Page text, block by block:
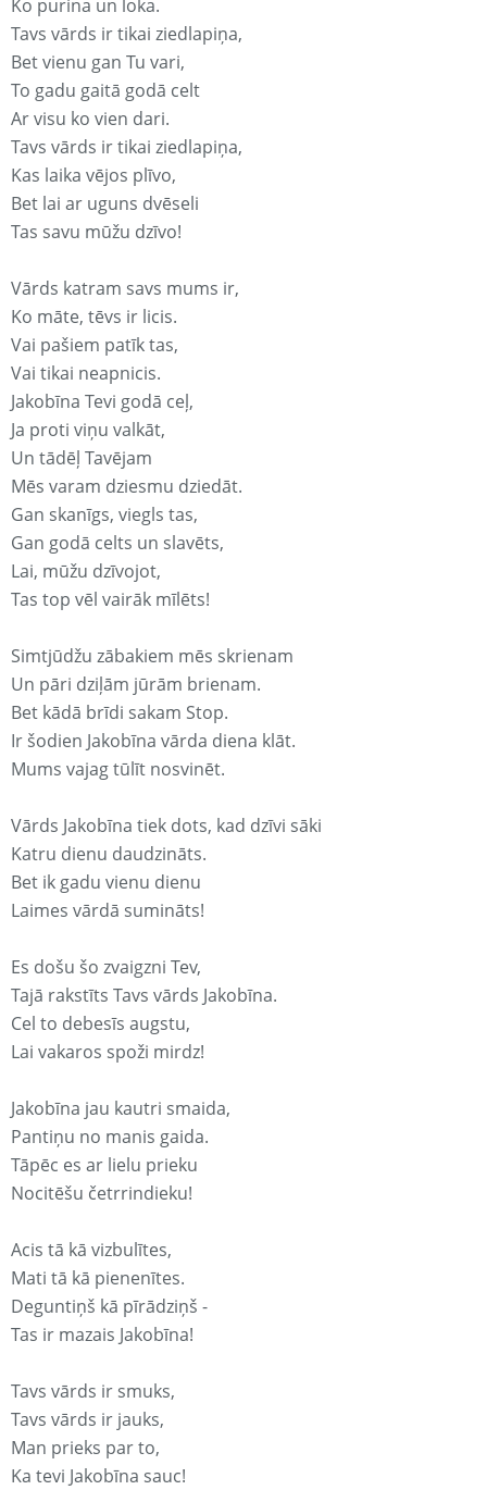
Ko purina un loka.
Tavs vārds ir tikai ziedlapiņa,
Bet vienu gan Tu vari,
To gadu gaitā godā celt
Ar visu ko vien dari.
Tavs vārds ir tikai ziedlapiņa,
Kas laika vējos plīvo,
Bet lai ar uguns dvēseli
Tas savu mūžu dzīvo!
Vārds katram savs mums ir,
Ko māte, tēvs ir licis.
Vai pašiem patīk tas,
Vai tikai neapnicis.
Jakobīna Tevi godā ceļ,
Ja proti viņu valkāt,
Un tādēļ Tavējam
Mēs varam dziesmu dziedāt.
Gan skanīgs, viegls tas,
Gan godā celts un slavēts,
Lai, mūžu dzīvojot,
Tas top vēl vairāk mīlēts!
Simtjūdžu zābakiem mēs skrienam
Un pāri dziļām jūrām brienam.
Bet kādā brīdi sakam Stop.
Ir šodien Jakobīna vārda diena klāt.
Mums vajag tūlīt nosvinēt.
Vārds Jakobīna tiek dots, kad dzīvi sāki
Katru dienu daudzināts.
Bet ik gadu vienu dienu
Laimes vārdā sumināts!
Es došu šo zvaigzni Tev,
Tajā rakstīts Tavs vārds Jakobīna.
Cel to debesīs augstu,
Lai vakaros spoži mirdz!
Jakobīna jau kautri smaida,
Pantiņu no manis gaida.
Tāpēc es ar lielu prieku
Nocitēšu četrrindieku!
Acis tā kā vizbulītes,
Mati tā kā pienenītes.
Deguntiņš kā pīrādziņš -
Tas ir mazais Jakobīna!
Tavs vārds ir smuks,
Tavs vārds ir jauks,
Man prieks par to,
Ka tevi Jakobīna sauc!